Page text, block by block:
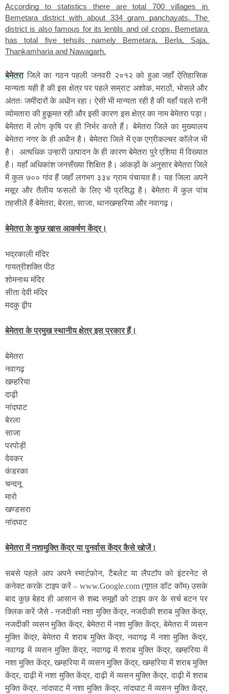
According to statistics there are total 700 villages in
Bemetara district with about 334 gram panchayats. The
district is also famous for its lentils and oil crops. Bemetara
has total five tehsils namely Bemetara, Berla, Saja,
Thankamharia and Nawagarh.
बेमेतराजिले का गठन पहली जनवरी २०१२ को हुआ जहाँ ऐतिहासिक
मान्यता यही है की इस क्षेत्र पर पहले सम्राट अशोक, मराठों, भोसले और
अंततः जमींदारों के अधीन रहा। ऐसी भी मान्यता रही है की यहाँ पहले रानी
व्योमतारा की हुकूमत रही और इसी कारण इस क्षेत्र का नाम बेमेतरा पड़ा।
बेमेतरा में लोग कृषि पर ही निर्भर करते हैं। बेमेतरा जिले का मुख्यालय
बेमेतरा नगर के ही अधीन है। बेमेतरा जिले में एक एग्रीकल्चर कॉलेज भी
है। अत्यधिक उन्हारी उत्पादन के ही कारण बेमेतरा पुरे एशिया में विख्यात
है। यहाँ अधिकांश जनसँख्या शिक्षित है। आंकड़ों के अनुसार बेमेतरा जिले
में कुल ७०० गांव हैं जहाँ लगभग ३३४ ग्राम पंचायत है। यह जिला अपने
मसूर और तैलीय फसलों के लिए भी प्रसिद्ध है। बेमेतरा में कुल पांच
तहसीलें हैं बेमेतरा, बेरला, साजा, थानखम्हरिया और नवागढ़।
बेमेतरा के कुछ खास आकर्षण केंद्र।
भद्रकाली मंदिर
गायत्रीशक्ति पीठ
शोमनाथ मंदिर
सीता देवी मंदिर
मदकु द्वीप
बेमेतरा के प्रमुख स्थानीय क्षेत्र इस प्रकार हैं।
बेमेतरा
नवागढ़
खम्हरिया
दाढ़ी
नांदघाट
बेरला
साजा
परपोड़ी
देवकर
कंडरका
चन्दनू
मारो
खण्डसरा
नांदघाट
बेमेतरा में नशामुक्ति केंद्र या पुनर्वास केंद्र कैसे खोजें।
सबसे पहले आप अपने स्मार्टफ़ोन, टैबलेट या लैपटॉप को इंटरनेट से
कनेक्ट करके टाइप करें – www.Google.com (गूगल डॉट कॉम) उसके
बाद कुछ बेहद ही आसान से शब्द समूहों को टाइप कर के सर्च बटन पर
क्लिक करें जैसे - नजदीकी नशा मुक्ति केंद्र, नजदीकी शराब मुक्ति केंद्र,
नजदीकी व्यसन मुक्ति केंद्र, बेमेतरा में नशा मुक्ति केंद्र, बेमेतरा में व्यसन
मुक्ति केंद्र, बेमेतरा में शराब मुक्ति केंद्र, नवागढ़ में नशा मुक्ति केंद्र,
नवागढ़ में व्यसन मुक्ति केंद्र, नवागढ़ में शराब मुक्ति केंद्र, खम्हरिया में
नशा मुक्ति केंद्र, खम्हरिया में व्यसन मुक्ति केंद्र, खम्हरिया में शराब मुक्ति
केंद्र, दाढ़ी में नशा मुक्ति केंद्र, दाढ़ी में व्यसन मुक्ति केंद्र, दाढ़ी में शराब
मुक्ति केंद्र. नांदघाट में नशा मुक्ति केंद्र, नांदघाट में व्यसन मुक्ति केंद्र,